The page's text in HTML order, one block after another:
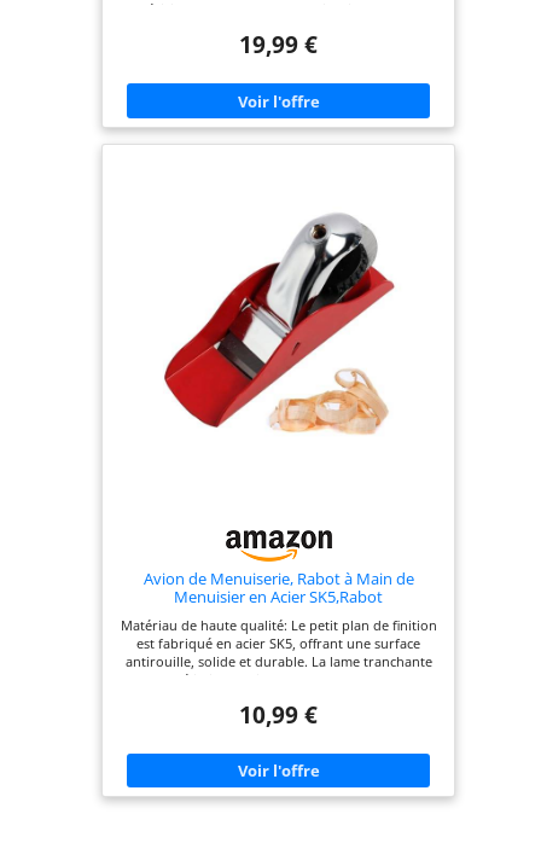
précision pour un rabotage minutieux, elle est
réutilisable et facile à réaffûter, cette lame de mini
Haut de Gamme : Le corps en fer ductile résiste
aux utilisations intensives. Le levier en alliage de
zinc et les éléments en acier inoxydable apportent
robustesse et longévité supplémentaires, faisant
rabot bois polyvalent s'adapte à divers besoins de
coupe pour tous vos projets de menuiserie Design
Ergonomique : La base plate et polie assure une
glisse optimale. Attention à la manipulation en
raison de la lame tranchante de ce rabot
miniature haute performance Applications
Polyvalentes : Compact et portable, ce rabot bois
à main excelle pour les finitions, le polissage,
l'ébavurage et la coupe. Parfait pour les travaux
du bois et projets DIY, il facilite l'ajustement des
formes et dimensions
19,99 €
Avion de Menuiserie, Rabot à Main de
Menuisier en Acier SK5,Rabot
Bois,Raboteuse, Raboteuse
Dégauchisseuse,Réglable et Ergonomique,
Idéal pour le Travail du Bois
Matériau de haute qualité: Le petit plan de finition
est fabriqué en acier SK5, offrant une surface
antirouille, solide et durable. La lame tranchante
permet d'éliminer facilement les copeaux collants,
réglable: Équipé de minuscules rabots et de vis à
profondeur et l'orientation du rabot selon vos
besoins. Cette conception vous permet de
personnaliser votre travail et de vous protéger
des dommages potentiels. Conception
10,99 €